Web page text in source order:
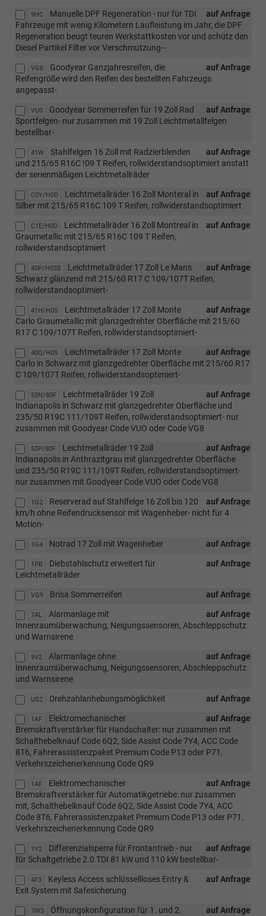
9HC auf Anfrage
Manuelle DPF Regeneration - nur für TDI
Fahrzeuge mit wenig Kilometern Laufleistung im Jahr, die DPF
Regeneration beugt teuren Werkstattkosten vor und schütz den
Diesel Partikel Filter vor Verschmutzung--
VG8 auf Anfrage
Goodyear Ganzjahresreifen, die
Reifengröße wird den Reifen des bestellten Fahrzeugs
angepasst-
VU0 auf Anfrage
Goodyear Sommerreifen für 19 Zoll Rad
Sportfelgen- nur zusammen mit 19 Zoll Leichtmetallfelgen
bestellbar-
41W auf Anfrage
Stahlfelgen 16 Zoll mit Radzierblenden
und 215/65 R16C !09 T Reifen, rollwiderstandsoptimiert anstatt
der serienmäßigen Leichtmetallräder
C0Y/H0D auf Anfrage
Leichtmetallräder 16 Zoll Monteral in
Silber mit 215/65 R16C 109 T Reifen, rollwiderstandsoptimiert
C1E/H0D auf Anfrage
Leichtmetallräder 16 Zoll Montreal in
Graumetallic mit 215/65 R16C 109 T Reifen,
rollwiderstandsoptimiert
40P/H05S auf Anfrage
Leichtmetallräder 17 Zoll Le Mans
Schwarz glänzend mit 215/60 R17 C 109/107T Reifen,
rollwiderstandsoptimiert-
41H/H0S auf Anfrage
Leichtmetallräder 17 Zoll Monte
Carlo Graumetallic mit glanzgedrehter Oberfläche mit 215/60
R17 C 109/107T Reifen, rollwiderstandsoptimiert-
40Q/H0S auf Anfrage
Leichtmetallräder 17 Zoll Monte
Carlo in Schwarz mit glanzgedrehter Oberfläche mit 215/60 R17
C 109/107T Reifen, rollwiderstandsoptimiert-
53N/80F auf Anfrage
Leichtmetallräder 19 Zoll
Indianapolis in Schwarz mit glanzgedrehter Oberfläche und
235/50 R19C 111/109T Reifen, rollwiderstandsoptimiert- nur
zusammen mit Goodyear Code VUO oder Code VG8
53P/80F auf Anfrage
Leichtmetallräder 19 Zoll
Indianapolis in Anthrazitgrau mit glanzgedrehter Oberfläche
und 235/50 R19C 111/109T Reifen, rollwiderstandsoptimiert-
nur zusammen mit Goodyear Code VUO oder Code VG8
1G2 auf Anfrage
Reserverad auf Stahlfelge 16 Zoll bis 120
km/h ohne Reifendrucksensor mit Wagenheber- nicht für 4
Motion-
1G4 auf Anfrage
Notrad 17 Zoll mit Wagenheber
1PB auf Anfrage
Diebstahlschutz erweitert für
Leichtmetallräder
VG9 auf Anfrage
Brisa Sommerreifen
7AL auf Anfrage
Alarmanlage mit
Innenraumüberwachung, Neigungssensoren, Abschleppschutz
und Warnsirene
9V2 auf Anfrage
Alarmanlage ohne
Innenraumüberwachung, Neigungssensoren, Abschleppschutz
und Warnsirene
US2 auf Anfrage
Drehzahlanhebungsmöglichkeit
1AF auf Anfrage
Elektromechanischer
Bremskraftverstärker für Handschalter: nur zusammen mit
Schalthebelknauf Code 6Q2, Side Assist Code 7Y4, ACC Code
8T6, Fahrerassistenzpaket Premium Code P13 oder P71,
Verkehrszeichenerkennung Code QR9
1AF auf Anfrage
Elektromechanischer
Bremskraftverstärker für Automatikgetriebe: nur zusammen
mit, Schalthebelknauf Code 6Q2, Side Assist Code 7Y4, ACC
Code 8T6, Fahrerassistenzpaket Premium Code P13 oder P71,
Verkehrszeichenerkennung Code QR9
1Y2 auf Anfrage
Differenzialsperre für Frontantrieb - nur
für Schaltgetriebe 2.0 TDI 81 kW und 110 kW bestellbar-
4F3 auf Anfrage
Keyless Access schlüssellloses Entry &
Exit System mit Safesicherung
7W3 auf Anfrage
Öffnungskonfiguration für 1. und 2.